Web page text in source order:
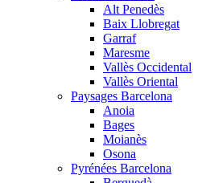
Alt Penedès
Baix Llobregat
Garraf
Maresme
Vallès Occidental
Vallès Oriental
Paysages Barcelona
Anoia
Bages
Moianès
Osona
Pyrénées Barcelona